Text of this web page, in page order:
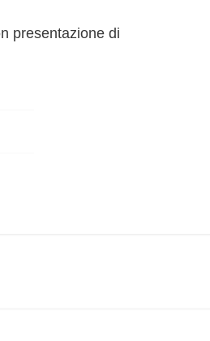
presentazione di